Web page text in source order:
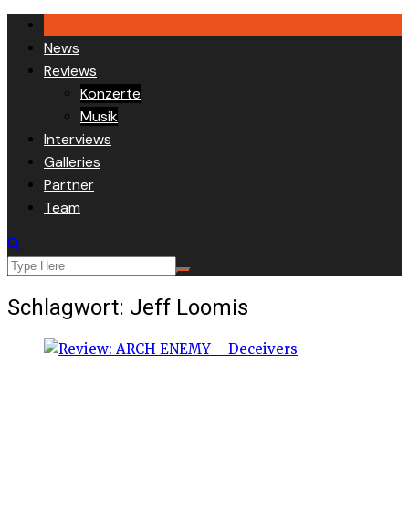
Skip
content
News
Reviews
Konzerte
Musik
Interviews
Galleries
Partner
Team
Schlagwort: Jeff Loomis